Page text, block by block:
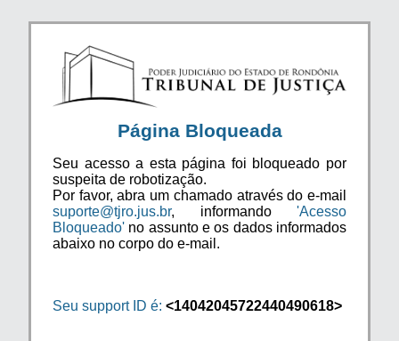
Página Bloqueada
Seu acesso a esta página foi bloqueado por
suspeita de robotização.
Por favor, abra um chamado através do e-mail
suporte@tjro.jus.br, informando 'Acesso
Bloqueado' no assunto e os dados informados
abaixo no corpo do e-mail.
Seu support ID é: <14042045722440490618>